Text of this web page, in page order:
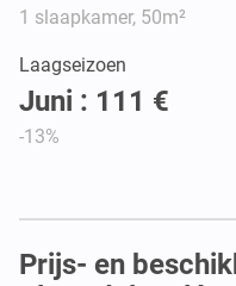
1 slaapkamer, 50m²
Laagseizoen
Juni : 111 €
-13%
Prijs- en